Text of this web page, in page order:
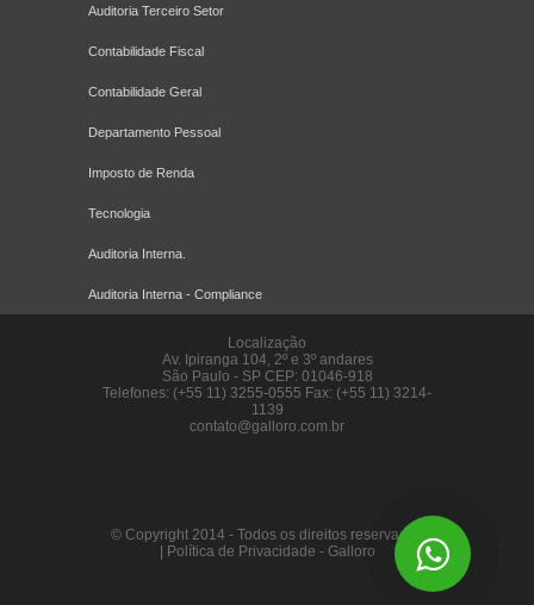
Auditoria Terceiro Setor
Contabilidade Fiscal
Contabilidade Geral
Departamento Pessoal
Imposto de Renda
Tecnologia
Auditoria Interna.
Auditoria Interna - Compliance
Localização
Av. Ipiranga 104, 2º e 3º andares
São Paulo - SP CEP: 01046-918
Telefones: (+55 11) 3255-0555 Fax: (+55 11) 3214-
1139
contato@galloro.com.br
© Copyright 2014 - Todos os direitos reservados
Política de Privacidade - Galloro